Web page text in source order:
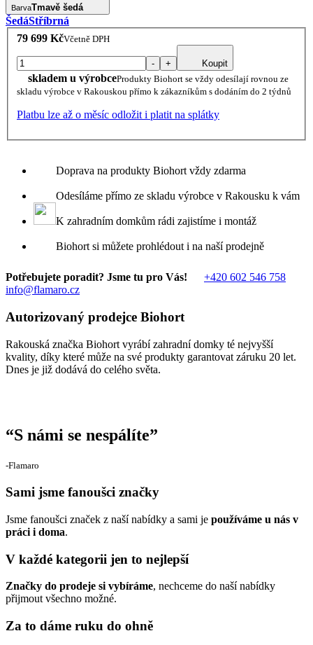
BarvaTmavě šedá
ŠedáStříbrná
79 699 KčVčetně DPH
- + Koupit
skladem u výrobceProdukty Biohort se vždy odesílají rovnou ze
skladu výrobce v Rakouskou přímo k zákazníkům s dodáním do 2 týdnů
Platbu lze až o měsíc odložit i platit na splátky
Doprava na produkty Biohort vždy zdarma
Odesíláme přímo ze skladu výrobce v Rakousku k vám
K zahradním domkům rádi zajistíme i montáž
Biohort si můžete prohlédout i na naší prodejně
Potřebujete poradit? Jsme tu pro Vás!
+420 602 546 758
info@flamaro.cz
Autorizovaný prodejce Biohort
Rakouská značka Biohort vyrábí zahradní domky té nejvyšší
kvality, díky které může na své produkty garantovat záruku 20 let.
Dnes je již dodává do celého světa.
“S námi se nespálíte”
‐Flamaro
Sami jsme fanoušci značky
Jsme fanoušci značek z naší nabídky a sami je používáme u nás v
práci i doma.
V každé kategorii jen to nejlepší
Značky do prodeje si vybíráme, nechceme do naší nabídky
přijmout všechno možné.
Za to dáme ruku do ohně